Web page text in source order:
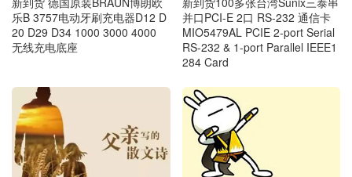
乐B 3757电动牙刷充电器D12 D
20 D29 D34 1000 3000 4000
无线充电底座
并口PCI-E 2口 RS-232 通信卡
MIO5479AL PCIE 2-port Serial
RS-232 & 1-port Parallel IEEE1
284 Card